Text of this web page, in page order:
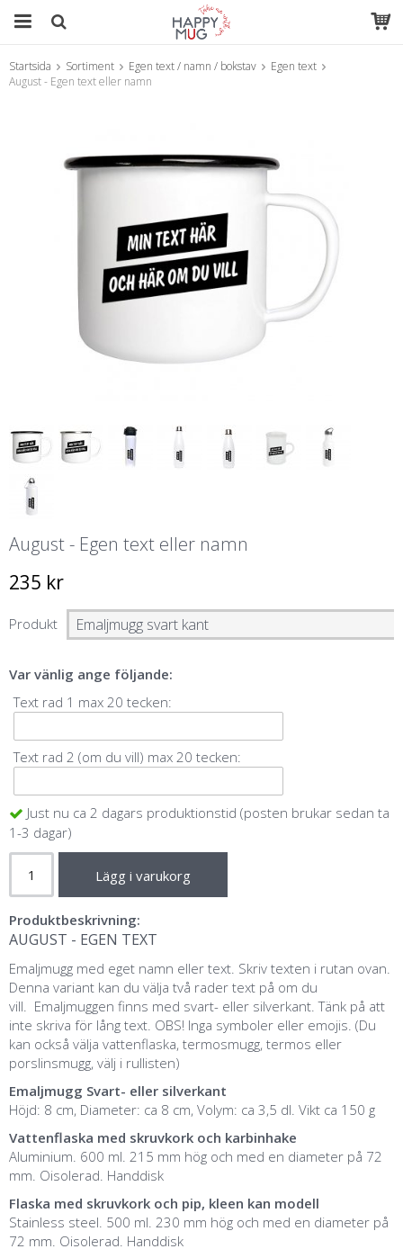
Produkten har blivit tillagd i varukorgen
Startsida Sortiment Egen text / namn / bokstav
Egen text
August - Egen text eller namn
August - Egen text eller namn
235 kr
Produkt
Var vänlig ange följande:
Text rad 1 max 20 tecken:
Text rad 2 (om du vill) max 20 tecken:
Just nu ca 2 dagars produktionstid (posten brukar sedan ta
1-3 dagar)
Lägg i varukorg
Produktbeskrivning:
AUGUST - EGEN TEXT
Emaljmugg med eget namn eller text. Skriv texten i rutan ovan.
Denna variant kan du välja två rader text på om du
vill. Emaljmuggen finns med svart- eller silverkant. Tänk på att
inte skriva för lång text. OBS! Inga symboler eller emojis. (Du
kan också välja vattenflaska, termosmugg, termos eller
porslinsmugg, välj i rullisten)
Emaljmugg Svart- eller silverkant
Höjd: 8 cm, Diameter: ca 8 cm, Volym: ca 3,5 dl. Vikt ca 150 g
Vattenflaska med skruvkork och karbinhake
Aluminium. 600 ml. 215 mm hög och med en diameter på 72
mm. Oisolerad. Handdisk
Flaska med skruvkork och pip, kleen kan modell
Stainless steel. 500 ml. 230 mm hög och med en diameter på
72 mm. Oisolerad. Handdisk